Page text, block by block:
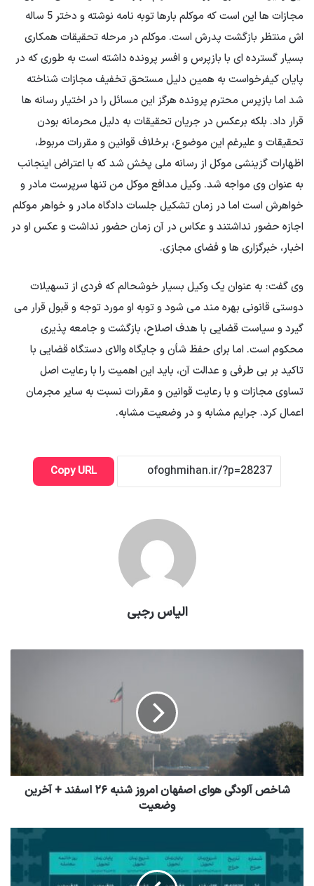
مجازات ها این است که موکلم بارها توبه نامه نوشته و دختر 5 ساله
اش منتظر بازگشت پدرش است. موکلم در مرحله تحقیقات همکاری
بسیار گسترده ای با بازپرس و افسر پرونده داشته است به طوری که در
پایان کیفرخواست به همین دلیل مستحق تخفیف مجازات شناخته
شد اما بازپرس محترم پرونده هرگز این مسائل را در اختیار رسانه ها
قرار داد. بلکه برعکس در جریان تحقیقات به دلیل محرمانه بودن
تحقیقات و علیرغم این موضوع، برخلاف قوانین و مقررات مربوط،
اظهارات گزینشی موکل از رسانه ملی پخش شد که با اعتراض اینجانب
به عنوان وی مواجه شد. وکیل مدافع موکل من تنها سرپرست مادر و
خواهرش است اما در زمان تشکیل جلسات دادگاه مادر و خواهر موکلم
اجازه حضور نداشتند و عکاس در آن زمان حضور نداشت و عکس او در
اخبار، خبرگزاری ها و فضای مجازی.
وی گفت: به عنوان یک وکیل بسیار خوشحالم که فردی از تسهیلات
دوستی قانونی بهره مند می شود و توبه او مورد توجه و قبول قرار می
گیرد و سیاست قضایی با هدف اصلاح، بازگشت و جامعه پذیری
محکوم است. اما برای حفظ شأن و جایگاه والای دستگاه قضایی با
تاکید بر بی طرفی و عدالت آن، باید این اهمیت را با رعایت اصل
تساوی مجازات و با رعایت قوانین و مقررات نسبت به سایر مجرمان
اعمال کرد. جرایم مشابه و در وضعیت مشابه.
Copy URL
الیاس رجبی
شاخص آلودگی هوای اصفهان امروز شنبه ۲۶ اسفند + آخرین
وضعیت